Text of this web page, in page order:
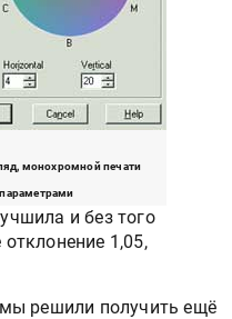
монохромной печати
и без того
1,05,
решили получить ещё